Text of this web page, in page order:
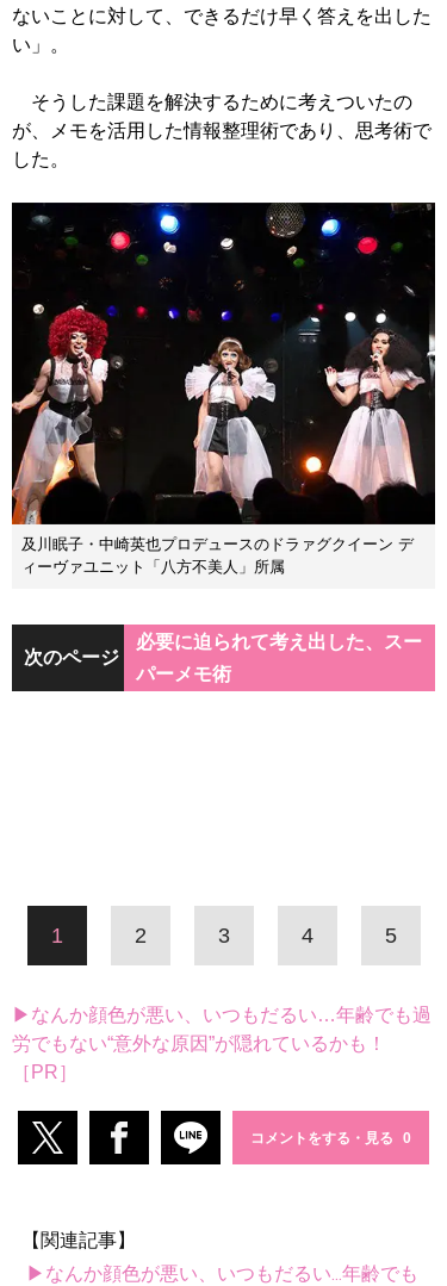
ないことに対して、できるだけ早く答えを出した
い」。
そうした課題を解決するために考えついたの
が、メモを活用した情報整理術であり、思考術で
した。
及川眠子・中崎英也プロデュースのドラァグクイーン デ
ィーヴァユニット「八方不美人」所属
次のページ
必要に迫られて考え出した、スー
パーメモ術
1 2 3 4 5
▶なんか顔色が悪い、いつもだるい…年齢でも過
労でもない“意外な原因”が隠れているかも！
［PR］
コメントをする・見る
【関連記事】
▶なんか顔色が悪い、いつもだるい...年齢でも